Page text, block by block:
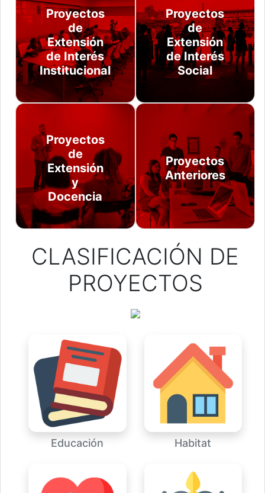
Proyectos
de
Extensión
de Interés
Institucional
Proyectos
de
Extensión
de Interés
Social
Proyectos
de
Extensión
y
Docencia
Proyectos
Anteriores
CLASIFICACIÓN DE
PROYECTOS
Educación Habitat